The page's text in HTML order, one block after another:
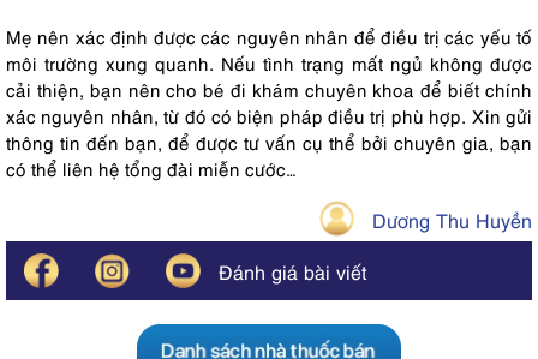
Mẹ nên xác định được các nguyên nhân để điều trị các yếu tố
môi trường xung quanh. Nếu tình trạng mất ngủ không được
cải thiện, bạn nên cho bé đi khám chuyên khoa để biết chính
xác nguyên nhân, từ đó có biện pháp điều trị phù hợp. Xin gửi
thông tin đến bạn, để được tư vấn cụ thể bởi chuyên gia, bạn
có thể liên hệ tổng đài miễn cước…
Dương Thu Huyền
Đánh giá bài viết